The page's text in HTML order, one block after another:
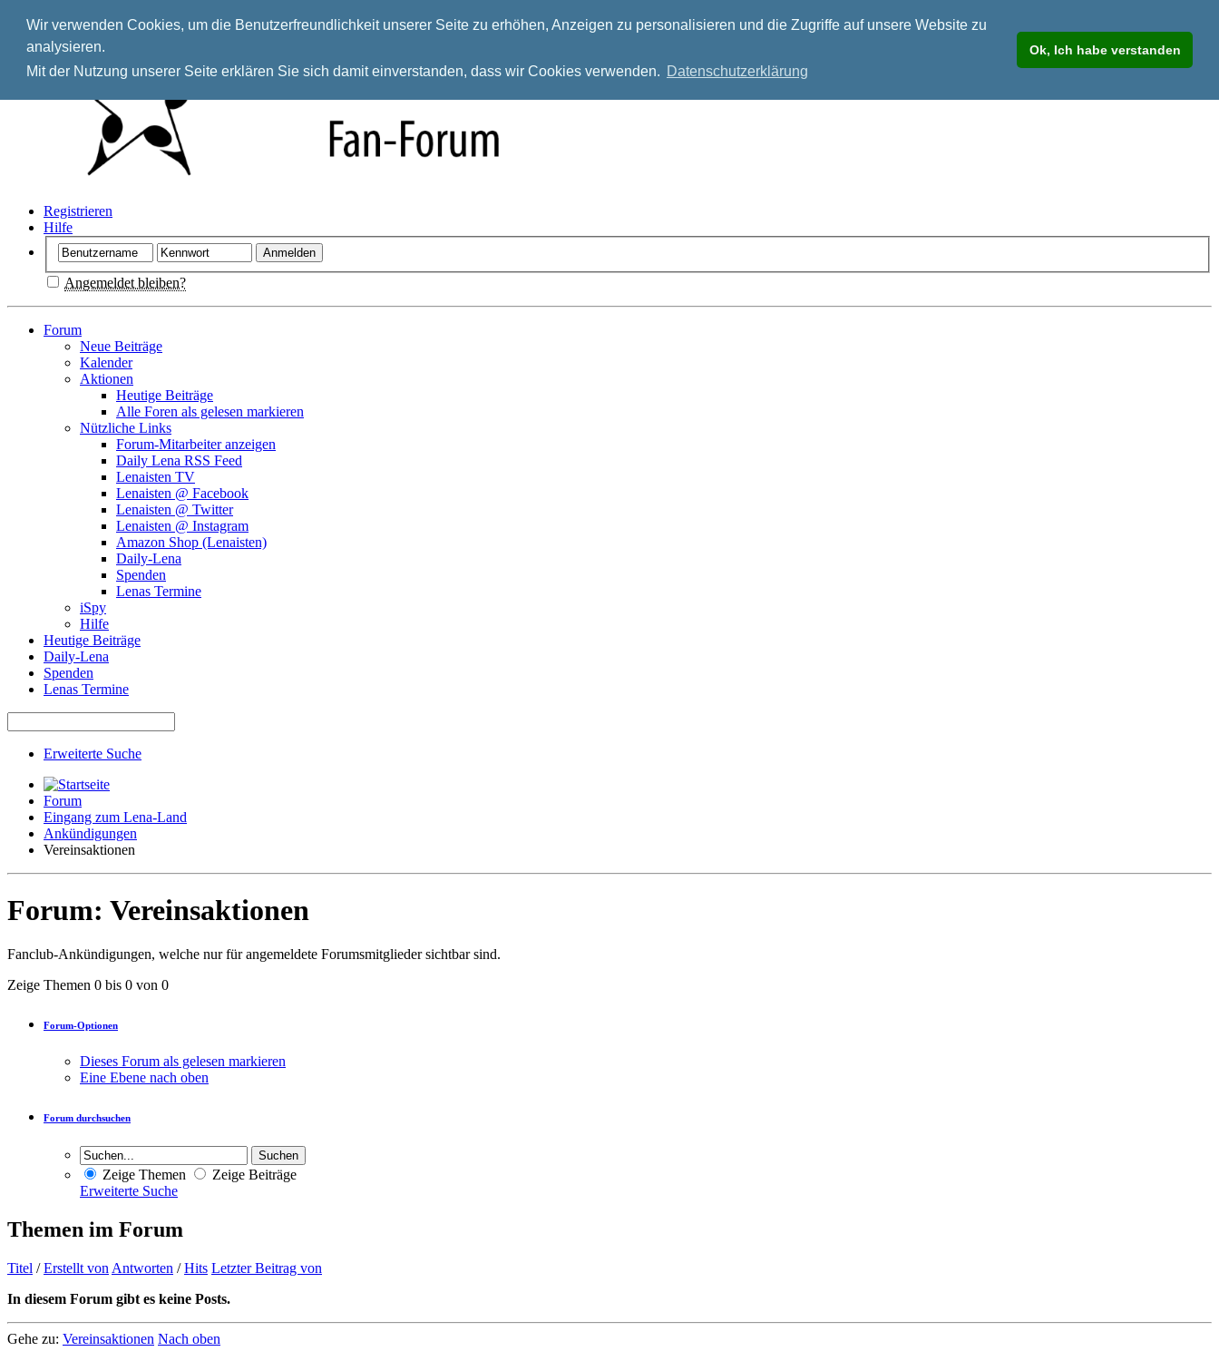
Wir verwenden Cookies, um die Benutzerfreundlichkeit unserer Seite zu erhöhen, Anzeigen zu personalisieren und die Zugriffe auf unsere Website zu
analysieren.
Mit der Nutzung unserer Seite erklären Sie sich damit einverstanden, dass wir Cookies verwenden. Datenschutzerklärung
Ok, Ich habe verstanden
Registrieren
Hilfe
Angemeldet bleiben?
Forum
Neue Beiträge
Kalender
Aktionen
Heutige Beiträge
Alle Foren als gelesen markieren
Nützliche Links
Forum-Mitarbeiter anzeigen
Daily Lena RSS Feed
Lenaisten TV
Lenaisten @ Facebook
Lenaisten @ Twitter
Lenaisten @ Instagram
Amazon Shop (Lenaisten)
Daily-Lena
Spenden
Lenas Termine
iSpy
Hilfe
Heutige Beiträge
Daily-Lena
Spenden
Lenas Termine
Erweiterte Suche
Forum
Eingang zum Lena-Land
Ankündigungen
Vereinsaktionen
Forum: Vereinsaktionen
Fanclub-Ankündigungen, welche nur für angemeldete Forumsmitglieder sichtbar sind.
Zeige Themen 0 bis 0 von 0
Forum-Optionen
Dieses Forum als gelesen markieren
Eine Ebene nach oben
Forum durchsuchen
Zeige Themen
Zeige Beiträge
Erweiterte Suche
Themen im Forum
Titel /Erstellt von Antworten /Hits Letzter Beitrag von
In diesem Forum gibt es keine Posts.
Gehe zu: Vereinsaktionen Nach oben